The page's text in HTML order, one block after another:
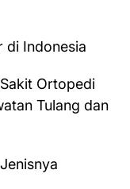
di Indonesia
Ortopedi
Tulang dan